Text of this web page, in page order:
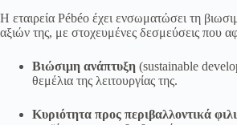
Η εταιρεία Pébéo έχει ενσωματώσει τη
αξιών της, με στοχευμένες δεσμεύσεις που
Βιώσιμη ανάπτυξη (sustainable
θεμέλια της λειτουργίας της.
Κυριότητα προς περιβαλλοντικά